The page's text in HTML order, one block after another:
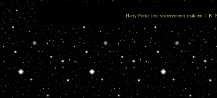
Harry Potter jest zastrzeżonym znakiem J. K.